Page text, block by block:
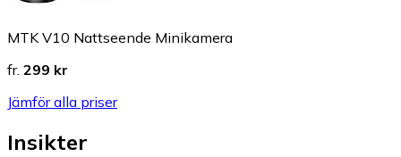
MTK V10 Nattseende Minikamera
fr. 299 kr
Jämför alla priser
Insikter